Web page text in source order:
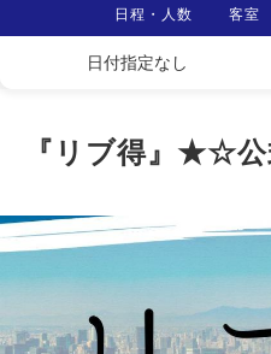
日程・人数 客室
日付指定なし
『リブ得』★☆